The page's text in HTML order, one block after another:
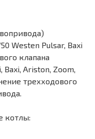
Westen Pulsar, Baxi
клапана
Baxi, Ariston, Zoom,
трехходового
котлы: